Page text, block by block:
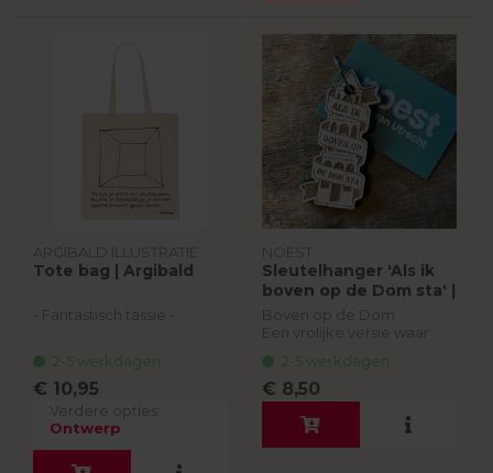
ARGIBALD ILLUSTRATIE
Tote bag | Argibald
- Fantastisch tassie -
Illustratie biedt een ruime
keur aan humoristische
producten. Draag altijd
één van zijn meest
bekende prin...
2-5 werkdagen
€ 10,95
Verdere opties:
Ontwerp
NOEST
Sleutelhanger 'Als ik
boven op de Dom sta' |
Noest
Boven op de Dom
Een vrolijke versie waar
je sleutelbos en zing lekker
mee!
2-5 werkdagen
€ 8,50